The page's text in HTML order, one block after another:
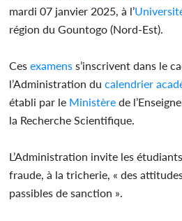
mardi 07 janvier 2025, à l’
région du Gountogo (Nord-Est).
Cesexamens s’inscrivent dans le
l’Administration ducalendrier
établi par le Ministère de
la Recherche Scientifique.
L’Administration invite les
fraude, à la tricherie, « des
passibles de sanction ».